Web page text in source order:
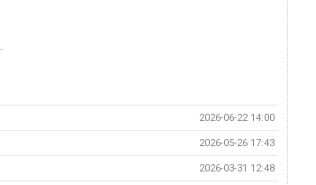
2026-06-22 14:00
2026-05-26 17:43
2026-03-31 12:48